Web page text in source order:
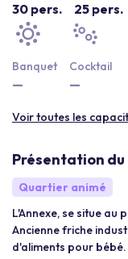
30 pers. 25 pers.
Banquet
—
Cocktail
—
Voir toutes les
Présentation du
Quartier animé
L'Annexe, se situe au
Ancienne friche
d'aliments pour bébé.